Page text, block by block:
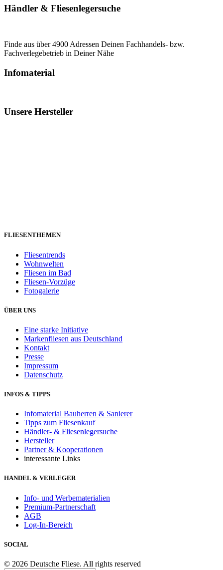
Händler & Fliesenlegersuche
Finde aus über 4900 Adressen Deinen Fachhandels- bzw.
Fachverlegebetrieb in Deiner Nähe
Infomaterial
Unsere Hersteller
FLIESENTHEMEN
Fliesentrends
Wohnwelten
Fliesen im Bad
Fliesen-Vorzüge
Fotogalerie
ÜBER UNS
Eine starke Initiative
Markenfliesen aus Deutschland
Kontakt
Presse
Impressum
Datenschutz
INFOS & TIPPS
Infomaterial Bauherren & Sanierer
Tipps zum Fliesenkauf
Händler- & Fliesenlegersuche
Hersteller
Partner & Kooperationen
interessante Links
HANDEL & VERLEGER
Info- und Werbematerialien
Premium-Partnerschaft
AGB
Log-In-Bereich
SOCIAL
© 2026 Deutsche Fliese. All rights reserved